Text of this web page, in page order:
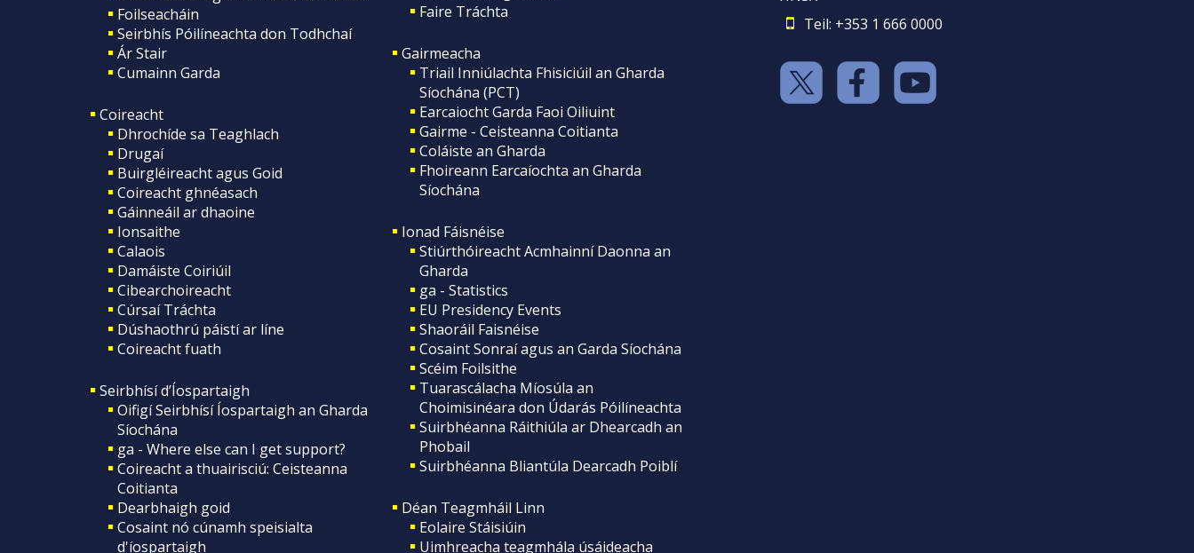
Foilseacháin
Seirbhís Póilíneachta don Todhchaí
Ár Stair
Cumainn Garda
Coireacht
Dhrochíde sa Teaghlach
Drugaí
Buirgléireacht agus Goid
Coireacht ghnéasach
Gáinneáil ar dhaoine
Ionsaithe
Calaois
Damáiste Coiriúil
Cibearchoireacht
Cúrsaí Tráchta
Dúshaothrú páistí ar líne
Coireacht fuath
Seirbhísí d’Íospartaigh
Oifigí Seirbhísí Íospartaigh an Gharda
Síochána
ga - Where else can I get support?
Coireacht a thuairisciú: Ceisteanna
Coitianta
Dearbhaigh goid
Cosaint nó cúnamh speisialta
d'íospartaigh
Faire Tráchta
Gairmeacha
Triail Inniúlachta Fhisiciúil an Gharda
Síochána (PCT)
Earcaiocht Garda Faoi Oiliuint
Gairme - Ceisteanna Coitianta
Coláiste an Gharda
Fhoireann Earcaíochta an Gharda
Síochána
Ionad Fáisnéise
Stiúrthóireacht Acmhainní Daonna an
Gharda
ga - Statistics
EU Presidency Events
Shaoráil Faisnéise
Cosaint Sonraí agus an Garda Síochána
Scéim Foilsithe
Tuarascálacha Míosúla an
Choimisinéara don Údarás Póilíneachta
Suirbhéanna Ráithiúla ar Dhearcadh an
Phobail
Suirbhéanna Bliantúla Dearcadh Poiblí
Déan Teagmháil Linn
Eolaire Stáisiúin
Uimhreacha teagmhála úsáideacha
Teil: +353 1 666 0000